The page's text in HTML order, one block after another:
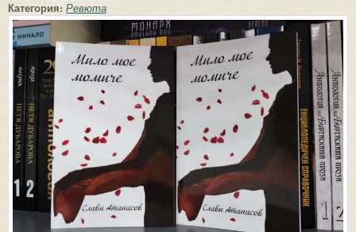
Категория: Ревюта